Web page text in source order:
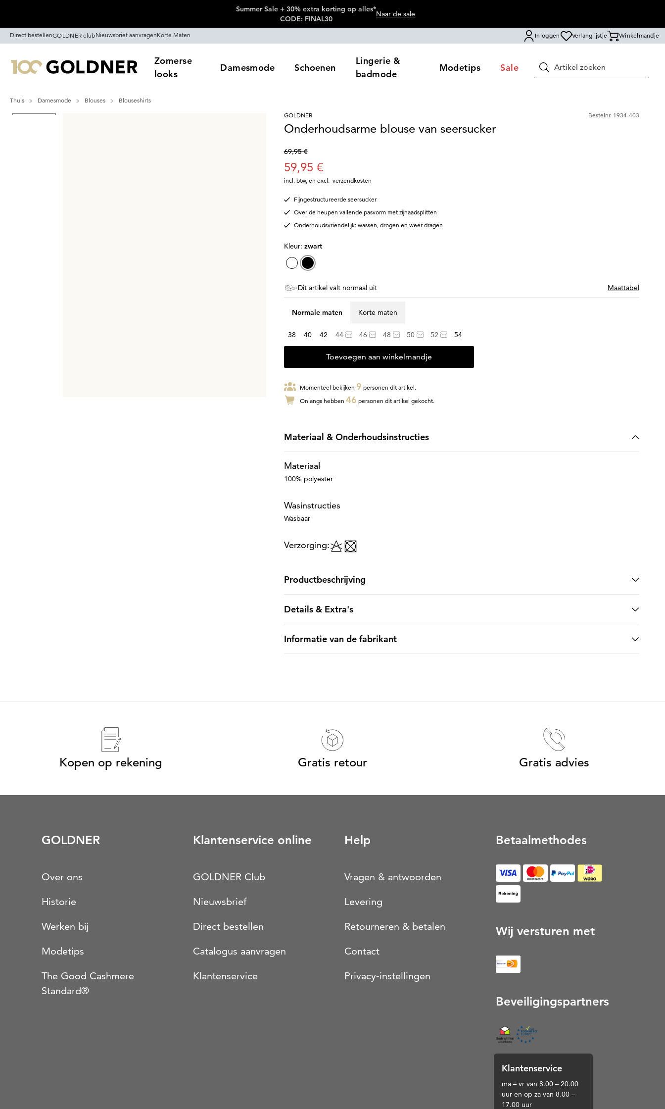
Summer Sale + 30% extra korting op alles*
CODE: FINAL30
Naar de sale
Direct bestellenGOLDNER clubNieuwsbrief aanvragenKorte Maten Inloggen Verlanglijstje Winkelmandje
Zomerse
looks
Damesmode Schoenen
Lingerie &
badmode
Modetips Sale Zoeken
Thuis Damesmode Blouses
Blouseshirts
GOLDNER
Bestelnr. 1934-403
Onderhoudsarme blouse van seersucker
69,95 €
59,95 €
incl. btw, en excl. verzendkosten
Fijngestructureerde seersucker
Over de heupen vallende pasvorm met zijnaadsplitten
Onderhoudsvriendelijk: wassen, drogen en weer dragen
Kleur: zwart
Dit artikel valt normaal uit Maattabel
Normale maten Korte maten
38 40 42 44 46 48 50 52 54
Toevoegen aan winkelmandje
Momenteel bekijken 9 personen dit artikel.
Onlangs hebben 46 personen dit artikel gekocht.
Materiaal & Onderhoudsinstructies
Materiaal
100% polyester
Wasinstructies
Wasbaar
Verzorging:
Productbeschrijving
Details & Extra's
Informatie van de fabrikant
Kopen op rekening Gratis retour Gratis advies
GOLDNER
Over ons
Historie
Werken bij
Modetips
The Good Cashmere
Standard®
Klantenservice online
GOLDNER Club
Nieuwsbrief
Direct bestellen
Catalogus aanvragen
Klantenservice
Help
Vragen & antwoorden
Levering
Retourneren & betalen
Contact
Privacy-instellingen
Betaalmethodes
op Rekening (Opent in een nieuw tabblad)
Wij versturen met
Beveiligingspartners
Thuiswinkel (Opent in een nieuw tabblad)
Klantenservice
ma – vr van 8.00 – 20.00
uur en op za van 8.00 –
17.00 uur